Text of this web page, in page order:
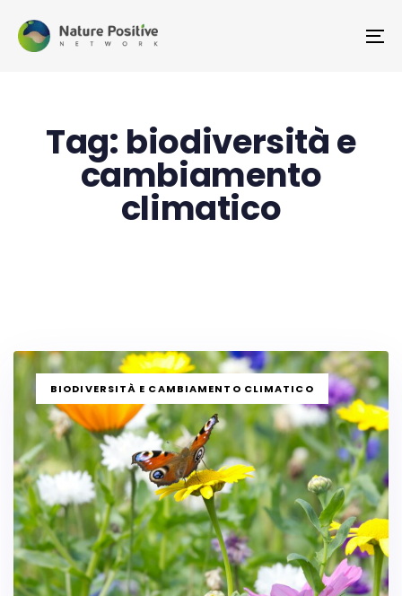
links
Tag: biodiversità e
cambiamento
climatico
TAGSBIODIVERSITÀ E CAMBIAMENTO CLIMATICO